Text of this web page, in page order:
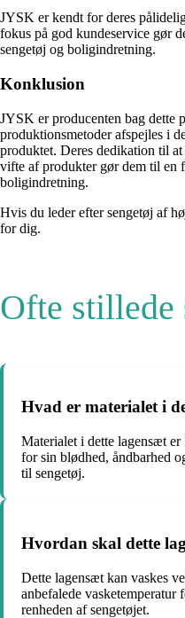
JYSK er kendt for deres
fokus på god kundeservice gør
sengetøj og boligindretning.
Konklusion
JYSK er producenten bag dette
produktionsmetoder afspejles i
produktet. Deres dedikation til
vifte af produkter gør dem til en
boligindretning.
Hvis du leder efter sengetøj af
for dig.
Ofte stillede
Hvad er materialet i
Materialet i dette lagensæt
for sin blødhed, åndbarhed
til sengetøj.
Hvordan skal dette
Dette lagensæt kan vaskes
anbefalede
renheden af sengetøjet.